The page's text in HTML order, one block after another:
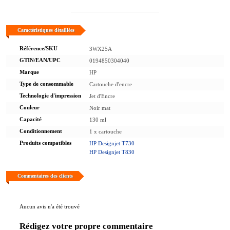
Caractéristiques détaillées
Référence/SKU
3WX25A
GTIN/EAN/UPC
0194850304040
Marque
HP
Type de consommable
Cartouche d'encre
Technologie d'impression
Jet d'Encre
Couleur
Noir mat
Capacité
130 ml
Conditionnement
1 x cartouche
Produits compatibles
HP Designjet T730
HP Designjet T830
Commentaires des clients
Aucun avis n'a été trouvé
Rédigez votre propre commentaire